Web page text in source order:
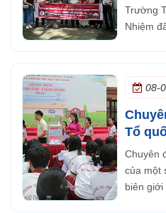
Trường
Nhiệm
08-
Tổ
Chuyên
của một
biên giới